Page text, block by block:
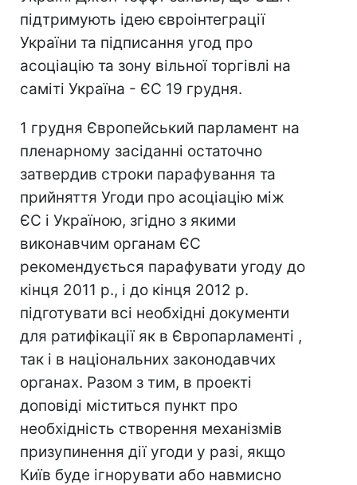
підтримують ідею євроінтеграції
України та підписання угод про
асоціацію та зону вільної торгівлі на
саміті Україна - ЄС 19 грудня.
1 грудня Європейський парламент на
пленарному засіданні остаточно
затвердив строки парафування та
прийняття Угоди про асоціацію між
ЄС і Україною, згідно з якими
виконавчим органам ЄС
рекомендується парафувати угоду до
кінця 2011 р., і до кінця 2012 р.
підготувати всі необхідні документи
для ратифікації як в Європарламенті ,
так і в національних законодавчих
органах. Разом з тим, в проекті
доповіді міститься пункт про
необхідність створення механізмів
призупинення дії угоди у разі, якщо
Київ буде ігнорувати або навмисно